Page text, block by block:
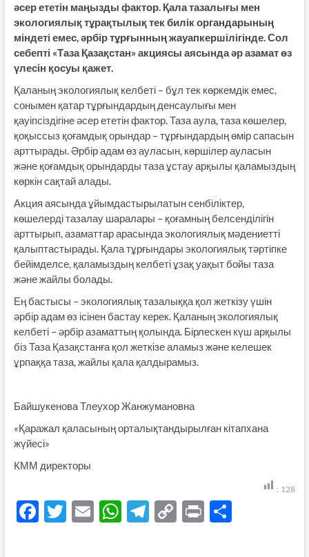
әсер ететін маңызды фактор. Қала тазалығы мен
экологиялық тұрақтылық тек билік органдарының
міндеті емес, әрбір тұрғынның жауапкершілігінде. Сол
себепті «Таза Қазақстан» акциясы аясында әр азамат өз
үлесін қосуы қажет.
Қаланың экологиялық келбеті – бұл тек көркемдік емес,
сонымен қатар тұрғындардың денсаулығы мен
қауіпсіздігіне әсер ететін фактор. Таза аула, таза көшелер,
қоқыссыз қоғамдық орындар – тұрғындардың өмір сапасын
арттырады. Әрбір адам өз ауласын, көршілер ауласын
және қоғамдық орындарды таза ұстау арқылы қаламыздың
көркін сақтай алады.
Акция аясында ұйымдастырылатын сенбіліктер,
көшелерді тазалау шаралары – қоғамның белсенділігін
арттырып, азаматтар арасында экологиялық мәдениетті
қалыптастырады. Қала тұрғындары экологиялық тәртіпке
бейімделсе, қаламыздың келбеті ұзақ уақыт бойы таза
және жайлы болады.
Ең бастысы – экологиялық тазалыққа қол жеткізу үшін
әрбір адам өз ісінен бастау керек. Қаланың экологиялық
келбеті – әрбір азаматтың қолында. Бірлескен күш арқылы
біз Таза Қазақстанға қол жеткізе аламыз және келешек
ұрпаққа таза, жайлы қала қалдырамыз.
Байшукенова Тлеухор Жанжумановна
«Қаражал қаласының орталықтандырылған кітапхана
жүйесі»
КММ директоры
: 128
F T E WT C P S